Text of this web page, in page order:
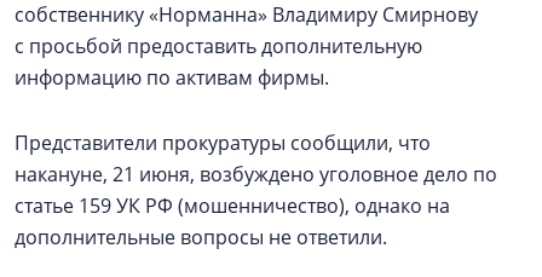
собственнику «Норманна» Владимиру Смирнову
с просьбой предоставить дополнительную
информацию по активам фирмы.
Представители прокуратуры сообщили, что
накануне, 21 июня, возбуждено уголовное дело по
статье 159 УК РФ (мошенничество), однако на
дополнительные вопросы не ответили.